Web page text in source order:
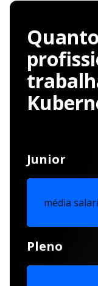
Junior
média
Pleno